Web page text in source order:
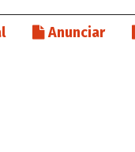
Anunciar